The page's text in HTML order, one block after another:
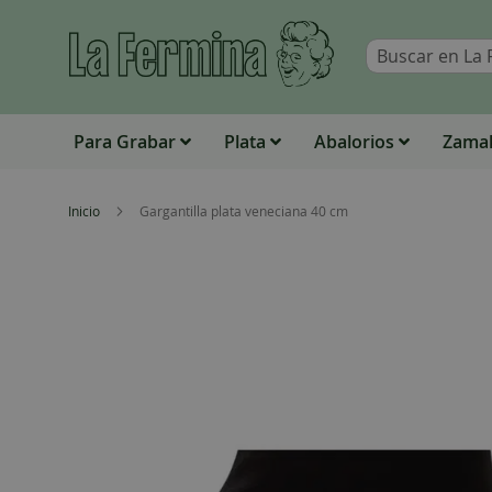
Para Grabar Plata Abalorios
Inicio Gargantilla plata veneciana 40 cm